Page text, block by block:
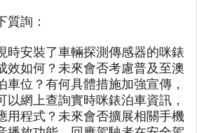
詢：
時安裝了車輛探測傳感器的咪錶
效如何？未來會否考慮普及至澳
車位？有何具體措施加強宣傳，
以網上查詢實時咪錶泊車資訊，
用程式？未來會否擴展相關手機